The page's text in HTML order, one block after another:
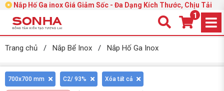
Nắp Hố Ga inox Giá Giảm Sốc - Đa Dạng Kích Thước, Chịu Tải
1
Trang chủ / Nắp Bể Inox / Nắp Hố Ga Inox
700x700 mm C2/ 93% Xóa tất cả